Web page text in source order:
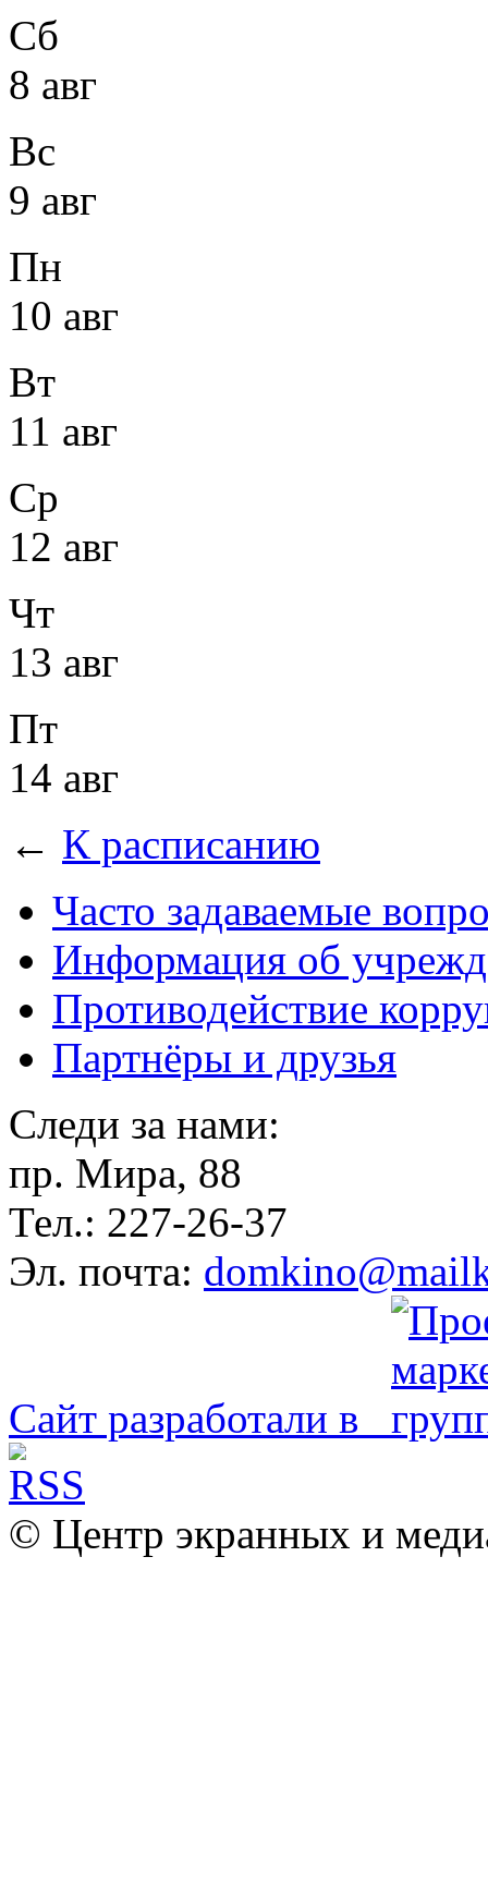
Сб
8 авг
Вс
9 авг
Пн
10 авг
Вт
11 авг
Ср
12 авг
Чт
13 авг
Пт
14 авг
← К расписанию
Часто задаваемые
Информация об
Противодействие
Партнёры и друзья
Следи за нами:
пр. Мира, 88
Тел.: 227-26-37
Эл. почта:
Сайт разработали в
© Центр экранных и